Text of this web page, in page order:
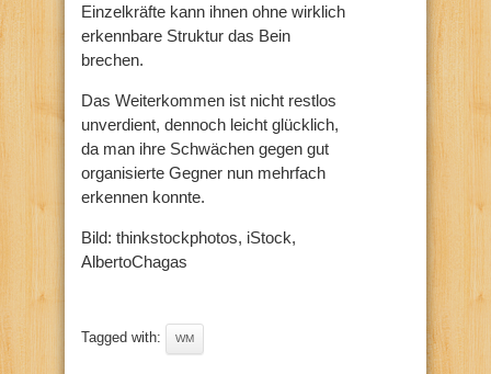
Einzelkräfte kann ihnen ohne wirklich
erkennbare Struktur das Bein
brechen.
Das Weiterkommen ist nicht restlos
unverdient, dennoch leicht glücklich,
da man ihre Schwächen gegen gut
organisierte Gegner nun mehrfach
erkennen konnte.
Bild: thinkstockphotos, iStock,
AlbertoChagas
Tagged with: WM